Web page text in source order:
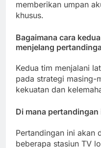
memberikan umpan
khusus.
Bagaimana cara
menjelang
Kedua tim menjalani
pada strategi masing-
kekuatan dan
Di mana
Pertandingan ini akan
beberapa stasiun TV